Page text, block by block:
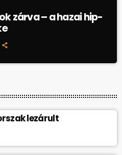
zárva – a hazai hip-
lezárult